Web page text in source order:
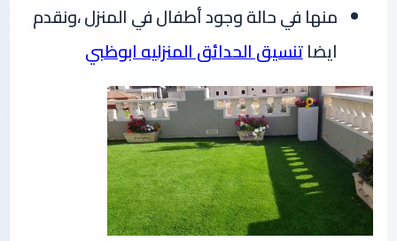
منها في حالة وجود أطفال في المنزل ،ونقدم
ايضاتنسيق الحدائق المنزليه ابوظبي